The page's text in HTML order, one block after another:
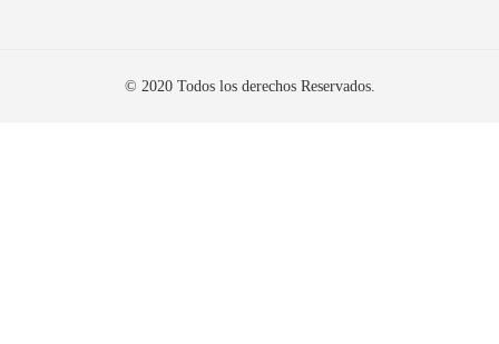
© 2020 Todos los derechos Reservados.